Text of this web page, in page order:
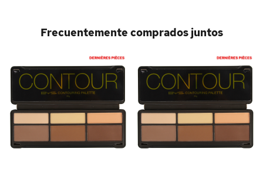
Frecuentemente comprados juntos